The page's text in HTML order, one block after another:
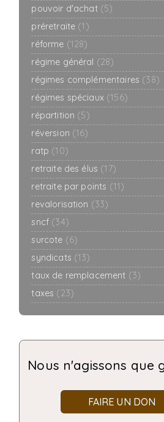
pouvoir d'achat (5)
préretraite (1)
réforme (128)
régime général (28)
régimes complémentaires (38)
régimes spéciaux (156)
répartition (5)
réversion (16)
ratp (10)
retraite des élus (17)
retraite par points (11)
revalorisation (33)
sncf (34)
surcote (6)
syndicats (13)
taux de remplacement (3)
taxes (23)
Nous n'agissons que
FAIRE UN DON